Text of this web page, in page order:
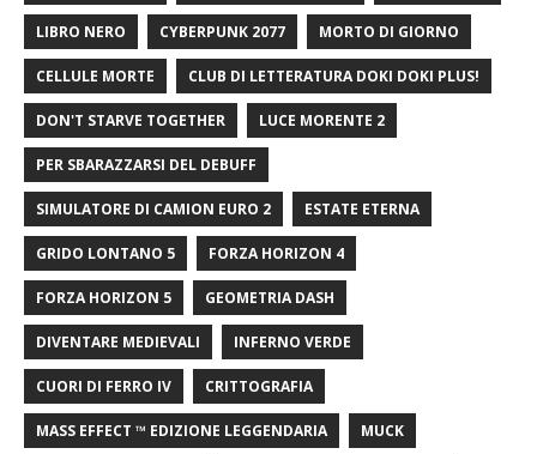
LIBRO NERO CYBERPUNK 2077 MORTO DI GIORNO
CELLULE MORTE CLUB DI LETTERATURA DOKI DOKI PLUS!
DON'T STARVE TOGETHER LUCE MORENTE 2
PER SBARAZZARSI DEL DEBUFF
SIMULATORE DI CAMION EURO 2 ESTATE ETERNA
GRIDO LONTANO 5 FORZA HORIZON 4
FORZA HORIZON 5 GEOMETRIA DASH
DIVENTARE MEDIEVALI INFERNO VERDE
CUORI DI FERRO IV CRITTOGRAFIA
MASS EFFECT ™ EDIZIONE LEGGENDARIA MUCK